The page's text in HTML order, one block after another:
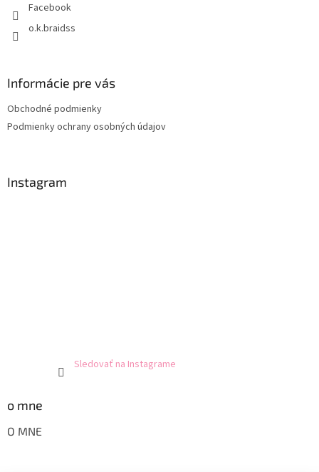
Facebook
o.k.braidss
Informácie pre vás
Obchodné podmienky
Podmienky ochrany osobných údajov
Instagram
Sledovať na Instagrame
o mne
O MNE